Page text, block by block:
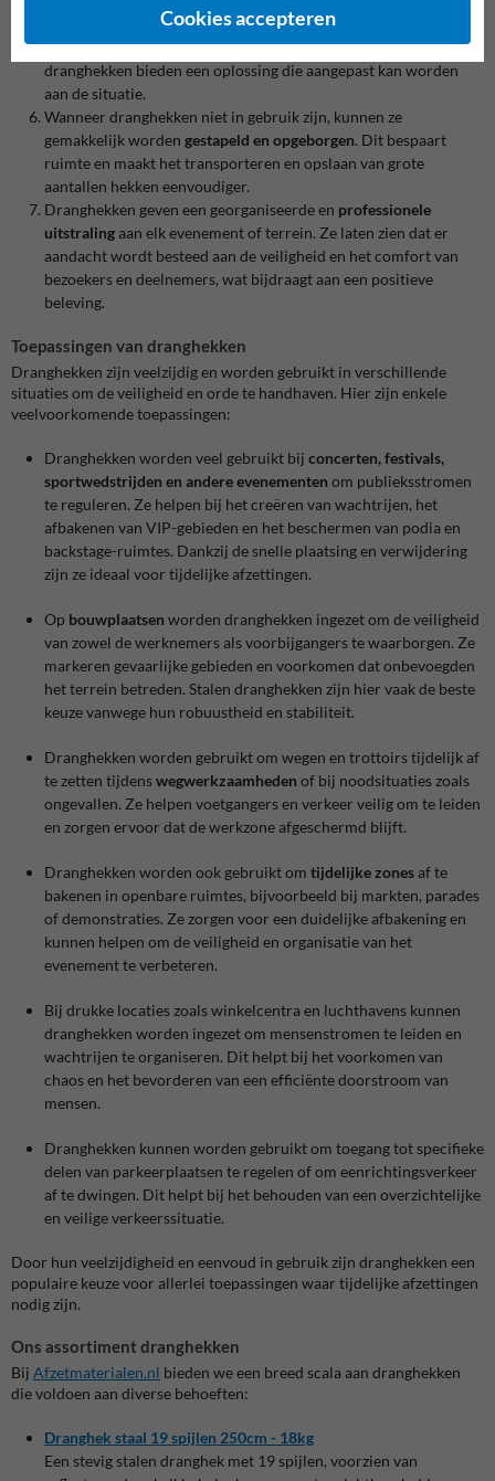
uiteenlopende behoeften aan. Of het nu gaat om een concert,
een sportevenement, wegwerkzaamheden of een bouwproject,
dranghekken bieden een oplossing die aangepast kan worden
aan de situatie.
Wanneer dranghekken niet in gebruik zijn, kunnen ze
gemakkelijk worden gestapeld en opgeborgen. Dit bespaart
ruimte en maakt het transporteren en opslaan van grote
aantallen hekken eenvoudiger.
Dranghekken geven een georganiseerde en professionele
uitstralingaan elk evenement of terrein. Ze laten zien dat er
aandacht wordt besteed aan de veiligheid en het comfort van
bezoekers en deelnemers, wat bijdraagt aan een positieve
beleving.
Toepassingen van dranghekken
Dranghekken zijn veelzijdig en worden gebruikt in verschillende
situaties om de veiligheid en orde te handhaven. Hier zijn enkele
veelvoorkomende toepassingen:
Dranghekken worden veel gebruikt bij concerten, festivals,
sportwedstrijden en andere evenementen om publieksstromen
te reguleren. Ze helpen bij het creëren van wachtrijen, het
afbakenen van VIP-gebieden en het beschermen van podia en
backstage-ruimtes. Dankzij de snelle plaatsing en verwijdering
zijn ze ideaal voor tijdelijke afzettingen.
Op bouwplaatsen worden dranghekken ingezet om de veiligheid
van zowel de werknemers als voorbijgangers te waarborgen. Ze
markeren gevaarlijke gebieden en voorkomen dat onbevoegden
het terrein betreden. Stalen dranghekken zijn hier vaak de beste
keuze vanwege hun robuustheid en stabiliteit.
Dranghekken worden gebruikt om wegen en trottoirs tijdelijk af
te zetten tijdenswegwerkzaamheden of bij noodsituaties zoals
ongevallen. Ze helpen voetgangers en verkeer veilig om te leiden
en zorgen ervoor dat de werkzone afgeschermd blijft.
Dranghekken worden ook gebruikt om tijdelijke zonesaf te
bakenen in openbare ruimtes, bijvoorbeeld bij markten, parades
of demonstraties. Ze zorgen voor een duidelijke afbakening en
kunnen helpen om de veiligheid en organisatie van het
evenement te verbeteren.
Bij drukke locaties zoals winkelcentra en luchthavens kunnen
dranghekken worden ingezet om mensenstromen te leiden en
wachtrijen te organiseren. Dit helpt bij het voorkomen van
chaos en het bevorderen van een efficiënte doorstroom van
mensen.
Dranghekken kunnen worden gebruikt om toegang tot specifieke
delen van parkeerplaatsen te regelen of om eenrichtingsverkeer
af te dwingen. Dit helpt bij het behouden van een overzichtelijke
en veilige verkeerssituatie.
Door hun veelzijdigheid en eenvoud in gebruik zijn dranghekken een
populaire keuze voor allerlei toepassingen waar tijdelijke afzettingen
nodig zijn.
Ons assortiment dranghekken
Bij Afzetmaterialen.nl bieden we een breed scala aan dranghekken
die voldoen aan diverse behoeften:
Dranghek staal 19spijlen 250cm - 18kg
Een stevig stalen dranghek met 19 spijlen, voorzien van
Cookies accepteren